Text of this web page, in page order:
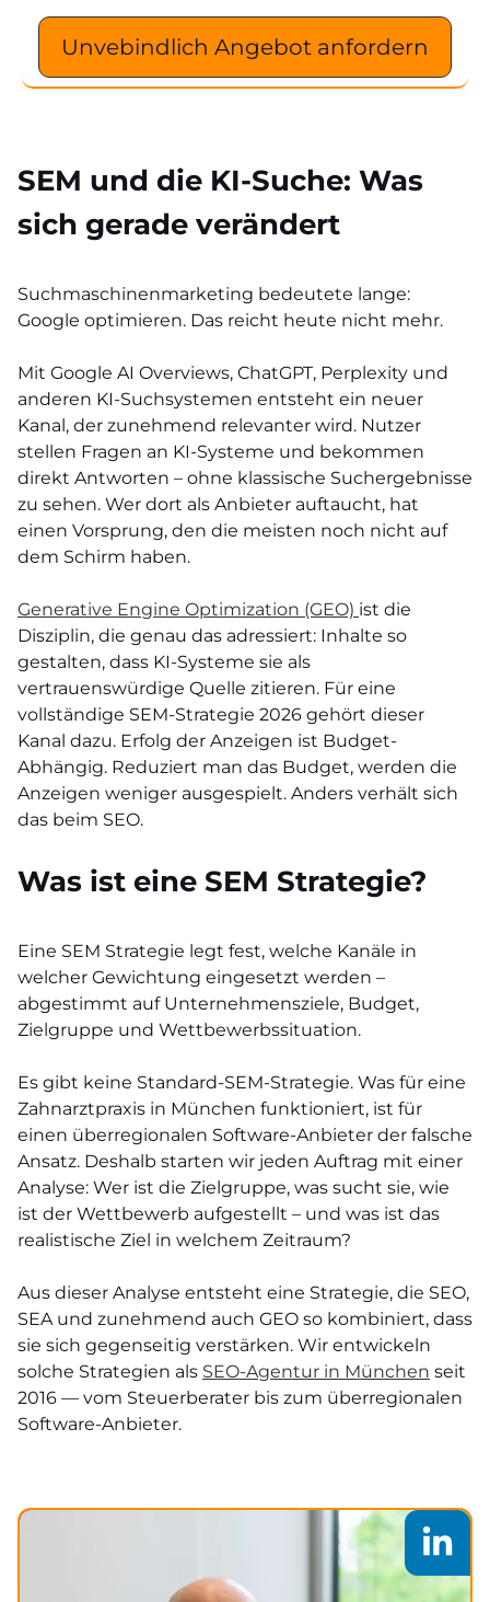
Unvebindlich Angebot anfordern
SEM und die KI-Suche: Was
sich gerade verändert
Suchmaschinenmarketing bedeutete lange:
Google optimieren. Das reicht heute nicht mehr.
Mit Google AI Overviews, ChatGPT, Perplexity und
anderen KI-Suchsystemen entsteht ein neuer
Kanal, der zunehmend relevanter wird. Nutzer
stellen Fragen an KI-Systeme und bekommen
direkt Antworten – ohne klassische Suchergebnisse
zu sehen. Wer dort als Anbieter auftaucht, hat
einen Vorsprung, den die meisten noch nicht auf
dem Schirm haben.
Generative Engine Optimization (GEO) ist die
Disziplin, die genau das adressiert: Inhalte so
gestalten, dass KI-Systeme sie als
vertrauenswürdige Quelle zitieren. Für eine
vollständige SEM-Strategie 2026 gehört dieser
Kanal dazu. Erfolg der Anzeigen ist Budget-
Abhängig. Reduziert man das Budget, werden die
Anzeigen weniger ausgespielt. Anders verhält sich
das beim SEO.
Was ist eine SEM Strategie?
Eine SEM Strategie legt fest, welche Kanäle in
welcher Gewichtung eingesetzt werden –
abgestimmt auf Unternehmensziele, Budget,
Zielgruppe und Wettbewerbssituation.
Es gibt keine Standard-SEM-Strategie. Was für eine
Zahnarztpraxis in München funktioniert, ist für
einen überregionalen Software-Anbieter der falsche
Ansatz. Deshalb starten wir jeden Auftrag mit einer
Analyse: Wer ist die Zielgruppe, was sucht sie, wie
ist der Wettbewerb aufgestellt – und was ist das
realistische Ziel in welchem Zeitraum?
Aus dieser Analyse entsteht eine Strategie, die SEO,
SEA und zunehmend auch GEO so kombiniert, dass
sie sich gegenseitig verstärken. Wir entwickeln
solche Strategien als SEO-Agentur in München seit
2016 — vom Steuerberater bis zum überregionalen
Software-Anbieter.